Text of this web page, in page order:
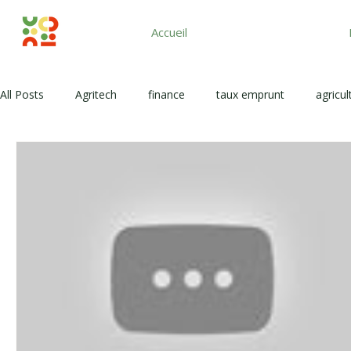
Accueil
All Posts Agritech finance taux emprunt